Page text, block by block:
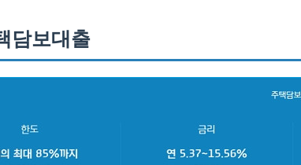
담보대출